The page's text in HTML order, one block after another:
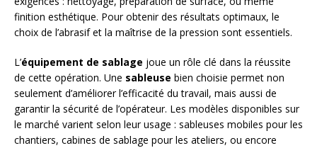
finition esthétique. Pour obtenir des résultats optimaux, le
choix de l’abrasif et la maîtrise de la pression sont essentiels.
L’équipement de sablage joue un rôle clé dans la réussite
de cette opération. Une sableuse bien choisie permet non
seulement d’améliorer l’efficacité du travail, mais aussi de
garantir la sécurité de l’opérateur. Les modèles disponibles sur
le marché varient selon leur usage : sableuses mobiles pour les
chantiers, cabines de sablage pour les ateliers, ou encore